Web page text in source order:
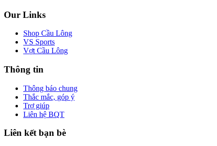
Our Links
Shop Cầu Lông
VS Sports
Vợt Cầu Lông
Thông tin
Thông báo chung
Thắc mắc, góp ý
Trợ giúp
Liên hệ BQT
Liên kết bạn bè